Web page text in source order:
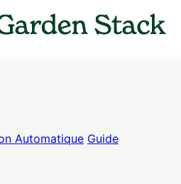
Automatique Guide